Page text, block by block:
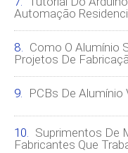
Automação
Como O Alumínio
Projetos De
PCBs De Alumínio
Suprimentos De
Fabricantes Que